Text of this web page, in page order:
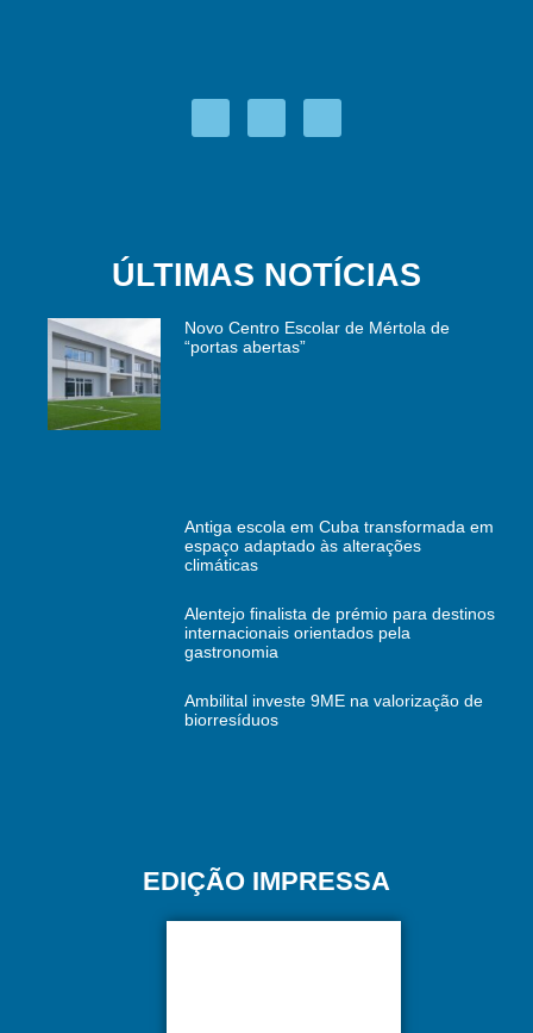
ÚLTIMAS NOTÍCIAS
Novo Centro Escolar de Mértola de
“portas abertas”
Antiga escola em Cuba transformada em
espaço adaptado às alterações
climáticas
Alentejo finalista de prémio para destinos
internacionais orientados pela
gastronomia
Ambilital investe 9ME na valorização de
biorresíduos
EDIÇÃO IMPRESSA